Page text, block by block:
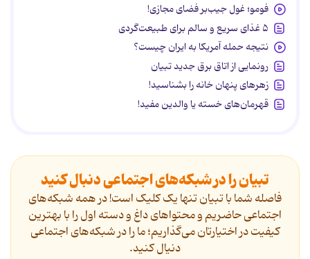
فومو؛ غول جیب‌بر فضای مجازی!
۵ غذای سریع و سالم برای طبیعت‌گردی
نتیجه حمله آمریکا به ایران چیست؟
رونمایی از اتاق برق جدید تبیان
زهرهای پنهان خانه را بشناسید!
قهرمان‌های خسته یا والدین مفید!
تبیان را در شبکه‌های اجتماعی دنبال کنید
فاصله شما با تبیان تنها یک کلیک است! در همه شبکه‌های
اجتماعی حاضریم و محتواهای داغ و دسته اول را با بهترین
کیفیت در اختیارتان می‌گذاریم؛ ما را در شبکه‌های اجتماعی
دنیال کنید.